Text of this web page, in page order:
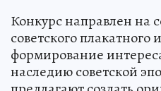
Конкурс направлен на
советского плакатного
формирование
наследию советской